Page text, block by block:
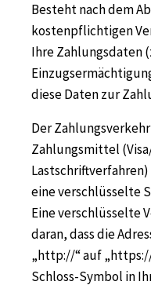
Besteht nach dem
kostenpflichtigen
Ihre Zahlungsdaten
diese Daten zur
Der
Zahlungsmittel
eine verschlüsselte
Eine verschlüsselte
daran, dass die
„http://“ auf
Schloss-Symbol in